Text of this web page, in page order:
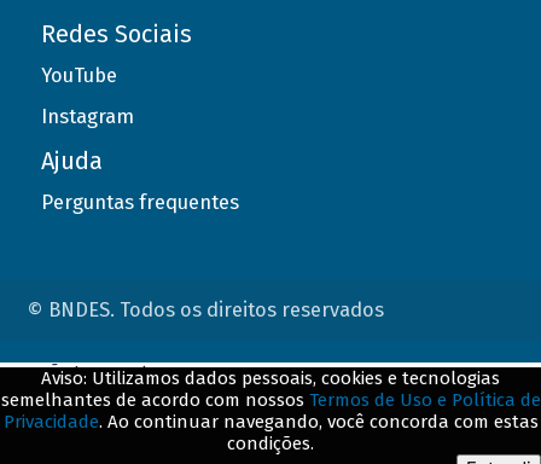
Redes Sociais
YouTube
Instagram
Ajuda
Perguntas frequentes
© BNDES. Todos os direitos reservados
Aviso: Utilizamos dados pessoais, cookies e tecnologias
semelhantes de acordo com nossos Termos de Uso e Política de
Privacidade. Ao continuar navegando, você concorda com estas
condições.
ConteÃºdo complementar
${title}${badge}